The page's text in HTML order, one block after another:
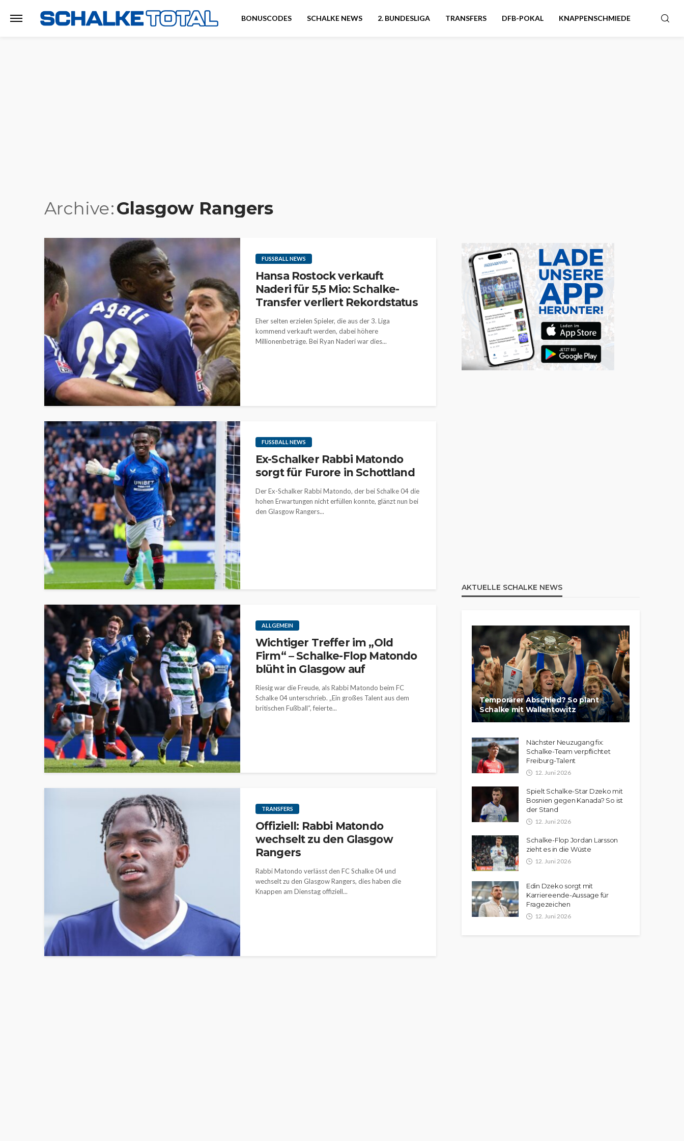
BONUSCODES SCHALKE NEWS 2. BUNDESLIGA TRANSFERS DFB-POKAL KNAPPENSCHMIEDE
Archive Glasgow Rangers
FUSSBALL NEWS
Hansa Rostock verkauft
Naderi für 5,5 Mio: Schalke-
Transfer verliert Rekordstatus
Eher selten erzielen Spieler, die aus der 3. Liga
kommend verkauft werden, dabei höhere
Millionenbeträge. Bei Ryan Naderi war dies...
FUSSBALL NEWS
Ex-Schalker Rabbi Matondo
sorgt für Furore in Schottland
Der Ex-Schalker Rabbi Matondo, der bei Schalke 04 die
hohen Erwartungen nicht erfüllen konnte, glänzt nun bei
den Glasgow Rangers...
ALLGEMEIN
Wichtiger Treffer im „Old
Firm“ – Schalke-Flop Matondo
blüht in Glasgow auf
Riesig war die Freude, als Rabbi Matondo beim FC
Schalke 04 unterschrieb. „Ein großes Talent aus dem
britischen Fußball“, feierte...
TRANSFERS
Offiziell: Rabbi Matondo
wechselt zu den Glasgow
Rangers
Rabbi Matondo verlässt den FC Schalke 04 und
wechselt zu den Glasgow Rangers, dies haben die
Knappen am Dienstag offiziell...
AKTUELLE SCHALKE NEWS
Temporärer Abschied? So plant
Schalke mit Wallentowitz
Nächster Neuzugang fix:
Schalke-Team verpflichtet
Freiburg-Talent
12. Juni 2026
Spielt Schalke-Star Dzeko mit
Bosnien gegen Kanada? So ist
der Stand
12. Juni 2026
Schalke-Flop Jordan Larsson
zieht es in die Wüste
12. Juni 2026
Edin Dzeko sorgt mit
Karriereende-Aussage für
Fragezeichen
12. Juni 2026